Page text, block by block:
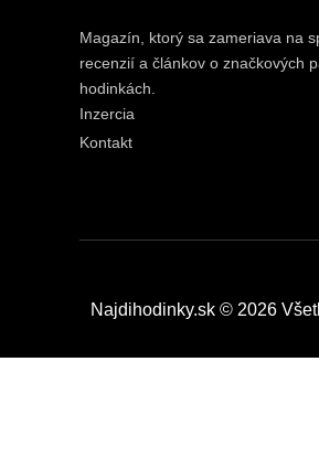
Magazín, ktorý sa zameriava na
recenzií a článkov o značkových
hodinkách.
Inzercia
Kontakt
Najdihodinky.sk © 2026